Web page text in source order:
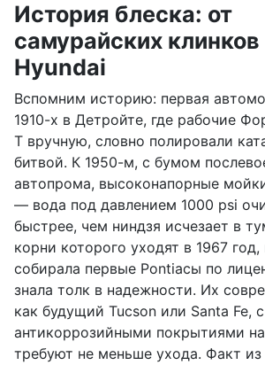
История блеска: от
самурайских
Hyundai
Вспомним историю: первая
1910-х в Детройте, где рабочие
T вручную, словно полировали
битвой. К 1950-м, с бумом
автопрома, высоконапорные
— вода под давлением 1000 psi
быстрее, чем ниндзя исчезает в
корни которого уходят в 1967
собирала первые Pontiacы по
знала толк в надежности. Их
как будущий Tucson или Santa Fe, с
антикоррозийными покрытиями
требуют не меньше ухода. Факт